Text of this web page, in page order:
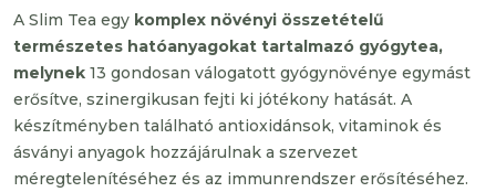
A Slim Tea egy komplex növényi összetételű
természetes hatóanyagokat tartalmazó gyógytea,
melynek 13 gondosan válogatott gyógynövénye egymást
erősítve, szinergikusan fejti ki jótékony hatását. A
készítményben található antioxidánsok, vitaminok és
ásványi anyagok hozzájárulnak a szervezet
méregtelenítéséhez és az immunrendszer erősítéséhez.